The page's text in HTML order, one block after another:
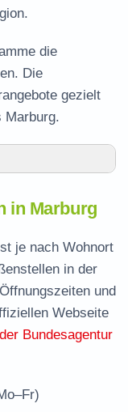
die
Die
gezielt
Marburg.
in Marburg
beantragen
– zuständige
in Marburg
in Marburg
je nach Wohnort
in der
und
Webseite
Bundesagentur